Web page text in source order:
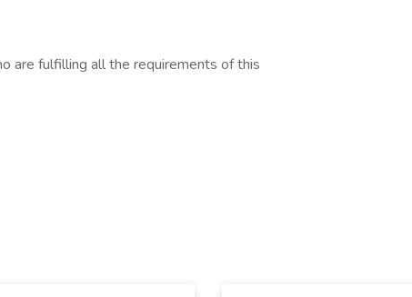
are fulfilling all the requirements of this